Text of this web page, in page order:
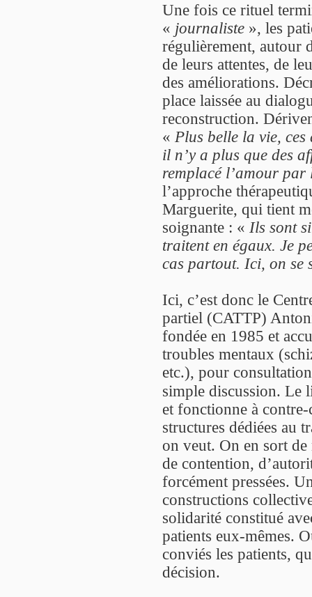
Une fois ce rituel
« journaliste », les
régulièrement, autour
de leurs attentes, de
des améliorations.
place laissée au
reconstruction.
« Plus belle la vie,
il n’y a plus que des
remplacé l’amour par
l’approche
Marguerite, qui tient
soignante : « Ils sont
traitent en égaux. Je
cas partout. Ici, on se
Ici, c’est donc le
partiel (CATTP)
fondée en 1985 et
troubles mentaux
etc.), pour
simple discussion. Le
et fonctionne à
structures dédiées au
on veut. On en sort de
de contention,
forcément pressées.
constructions
solidarité constitué
patients eux-mêmes.
conviés les patients,
décision.